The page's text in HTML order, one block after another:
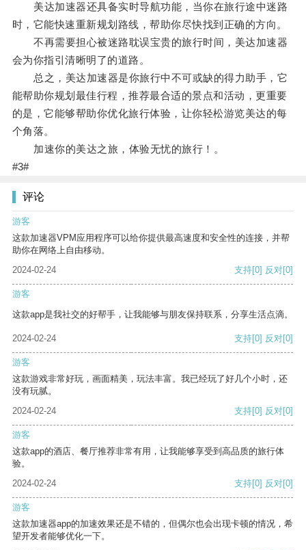
美达加速器还具备实时导航功能，当你在旅行途中迷路
时，它能快速重新规划路线，帮助你尽快找到正确的方向。
不再需要担心被迷路耽误宝贵的旅行时间，美达加速器
会为你指引清晰明了的道路。
总之，美达加速器是你旅行中不可或缺的得力助手，它
能帮助你规划最佳行程，推荐最合适的景点和活动，更重要
的是，它能够帮助你优化旅行体验，让你轻松游览美达的每
个角落。
加速你的美达之旅，体验无忧的旅行！。
#3#
评论
游客
这款加速器VPM应用程序可以给你提供最高速度和安全性的连接，并帮
助你在网络上自由移动。
2024-02-24
支持[0] 反对[0]
游客
这款app是我社交的好帮手，让我能够与朋友保持联系，分享生活点滴。
2024-02-24 支持[0] 反对[0]
游客
这款游戏非常好玩，画面精美，玩法丰富。我已经玩了好几个小时，还
没有玩腻。
2024-02-24
支持[0] 反对[0]
游客
这款app的酒店、餐厅推荐非常有用，让我能够享受到高品质的旅行体
验。
2024-02-24
支持[0] 反对[0]
游客
这款加速器app的加速效果还是不错的，但偶尔也会出现卡顿的情况，希
望开发者能够优化一下。